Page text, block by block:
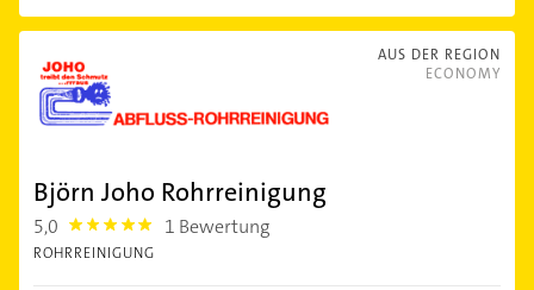
AUS DER REGION
ECONOMY
Björn Joho Rohrreinigung
5,0 5.0 1 Bewertung
ROHRREINIGUNG